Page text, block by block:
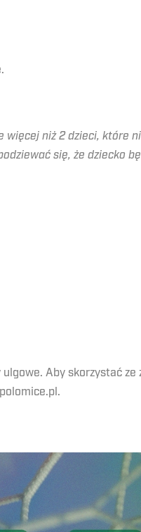
niż 2 dzieci, które
się, że dziecko
Aby skorzystać